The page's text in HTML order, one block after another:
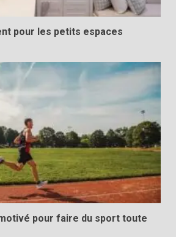
pour les petits espaces
pour faire du sport toute